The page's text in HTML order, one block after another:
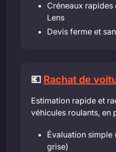
Créneaux rapides
Lens
Devis ferme et
💶 Rachat de
Estimation rapide et
véhicules roulants, en
Évaluation
grise)